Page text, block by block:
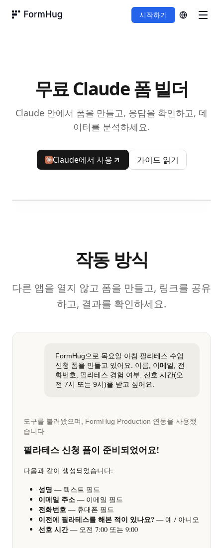
시작하기
무료 Claude 폼 빌더
Claude 안에서 폼을 만들고, 응답을 확인하고, 데
이터를 분석하세요.
Claude에서 사용 가이드 읽기
작동 방식
다른 앱을 열지 않고 폼을 만들고, 링크를 공유
하고, 결과를 확인하세요.
화번호, 필라테스 경험 여부, 선호 시간(오
전 7시 또는 9시)을 받고 싶어요.
도구를 불러왔으며, FormHug Production 연동을 사용했
필라테스 신청 폼이 준비되었어요!
다음과 같이 생성되었습니다: